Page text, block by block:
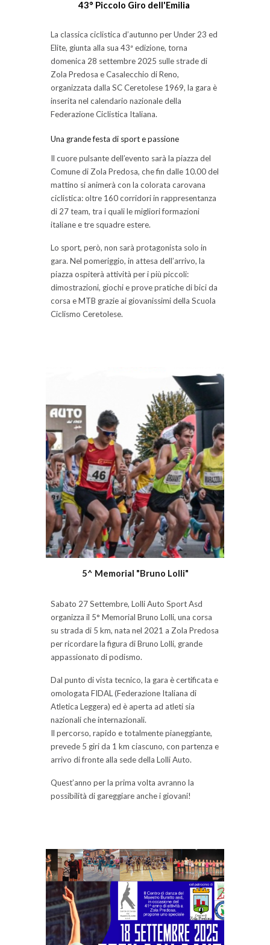
43° Piccolo Giro dell'Emilia
La classica ciclistica d’autunno per Under 23 ed
Elite, giunta alla sua 43ª edizione, torna
domenica 28 settembre 2025 sulle strade di
Zola Predosa e Casalecchio di Reno,
organizzata dalla SC Ceretolese 1969, la gara è
inserita nel calendario nazionale della
Federazione Ciclistica Italiana.
Una grande festa di sport e passione
Il cuore pulsante dell’evento sarà la piazza del
Comune di Zola Predosa, che fin dalle 10.00 del
mattino si animerà con la colorata carovana
ciclistica: oltre 160 corridori in rappresentanza
di 27 team, tra i quali le migliori formazioni
italiane e tre squadre estere.
Lo sport, però, non sarà protagonista solo in
gara. Nel pomeriggio, in attesa dell’arrivo, la
piazza ospiterà attività per i più piccoli:
dimostrazioni, giochi e prove pratiche di bici da
corsa e MTB grazie ai giovanissimi della Scuola
Ciclismo Ceretolese.
5^ Memorial "Bruno Lolli"
Sabato 27 Settembre, Lolli Auto Sport Asd
organizza il 5° Memorial Bruno Lolli, una corsa
su strada di 5 km, nata nel 2021 a Zola Predosa
per ricordare la figura di Bruno Lolli, grande
appassionato di podismo.
Dal punto di vista tecnico, la gara è certificata e
omologata FIDAL (Federazione Italiana di
Atletica Leggera) ed è aperta ad atleti sia
nazionali che internazionali.
Il percorso, rapido e totalmente pianeggiante,
prevede 5 giri da 1 km ciascuno, con partenza e
arrivo di fronte alla sede della Lolli Auto.
Quest’anno per la prima volta avranno la
possibilità di gareggiare anche i giovani!